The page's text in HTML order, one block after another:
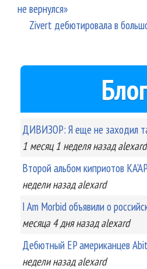
не вернулся»
Zivert дебютировала в
ДИВИЗОР: Я еще не заходил
1 месяц 1 неделяназад alexard
Второй альбом киприотов
неделиназад alexard
I Am Morbid объявили о
месяца 4 дняназад alexard
Дебютный EP американцев
неделиназад alexard